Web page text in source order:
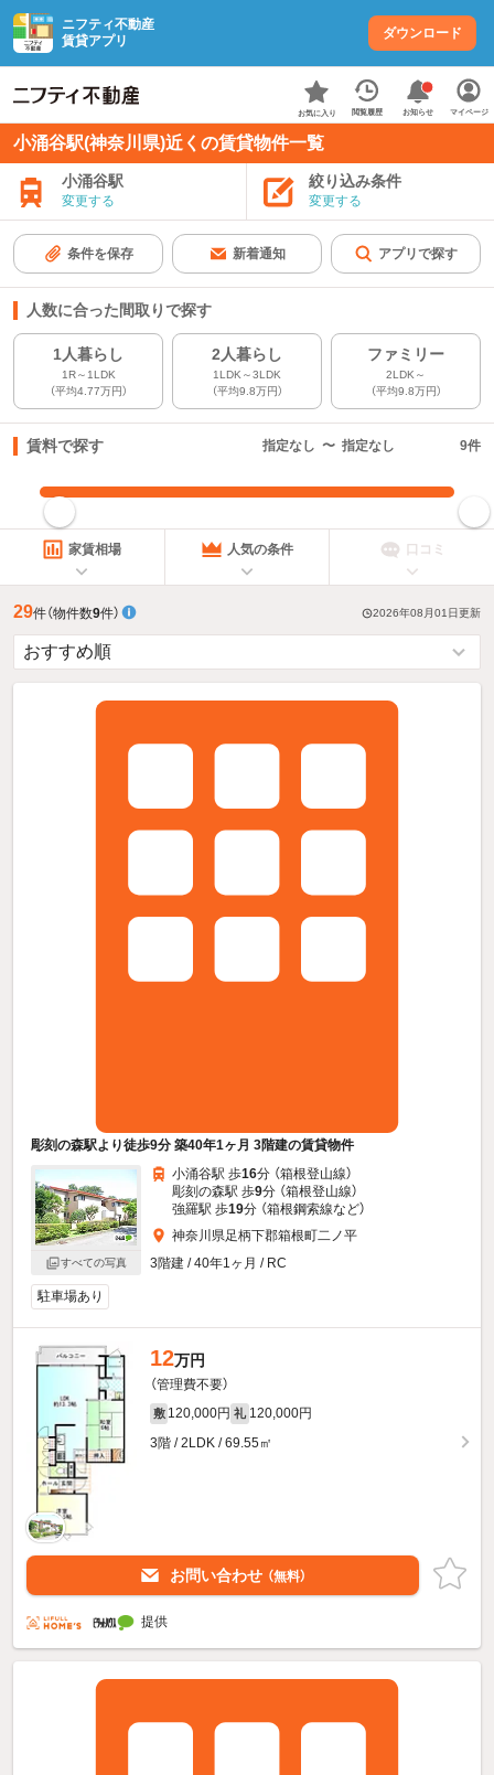
ニフティ不動産
賃貸アプリ
ダウンロード
お気に入り 閲覧履歴 お知らせ マイページ
小涌谷駅(神奈川県)近くの賃貸物件一覧
小涌谷駅
変更する
絞り込み条件
変更する
条件を保存 新着通知 アプリで探す
人数に合った間取りで探す
1人暮らし
1R～1LDK
（平均4.77万円）
2人暮らし
1LDK～3LDK
（平均9.8万円）
ファミリー
2LDK～
（平均9.8万円）
賃料で探す 指定なし 〜 指定なし 9件
指定した賃料で絞り込む
家賃相場 人気の条件 口コミ
29件（物件数9件） 2026年08月01日更新
彫刻の森駅より徒歩9分 築40年1ヶ月 3階建の賃貸物件
すべての写真
小涌谷駅 歩16分 （箱根登山線）
彫刻の森駅 歩9分 （箱根登山線）
強羅駅 歩19分 （箱根鋼索線など）
神奈川県足柄下郡箱根町二ノ平
3階建 / 40年1ヶ月 / RC
駐車場あり
12万円
（管理費不要）
敷 120,000円 礼 120,000円
3階 / 2LDK / 69.55㎡
お問い合わせ （無料）
提供